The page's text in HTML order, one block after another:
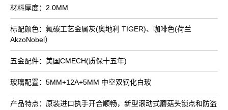
材料厚度：2.0MM
标配颜色：氟碳工艺金属灰(奥地利 TIGER)、咖啡色(荷兰
AkzoNobel）
五金配件：美国CMECH(质保十五年)
玻璃配置：5MM+12A+5MM 中空双钢化白玻
产品特点：原装进口执手开合顺畅，新型滚动式蘑菇头锁点和防盗